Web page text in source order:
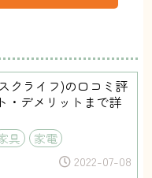
クライフ)の口コミ評
・デメリットまで詳
具
家電
2022-07-08